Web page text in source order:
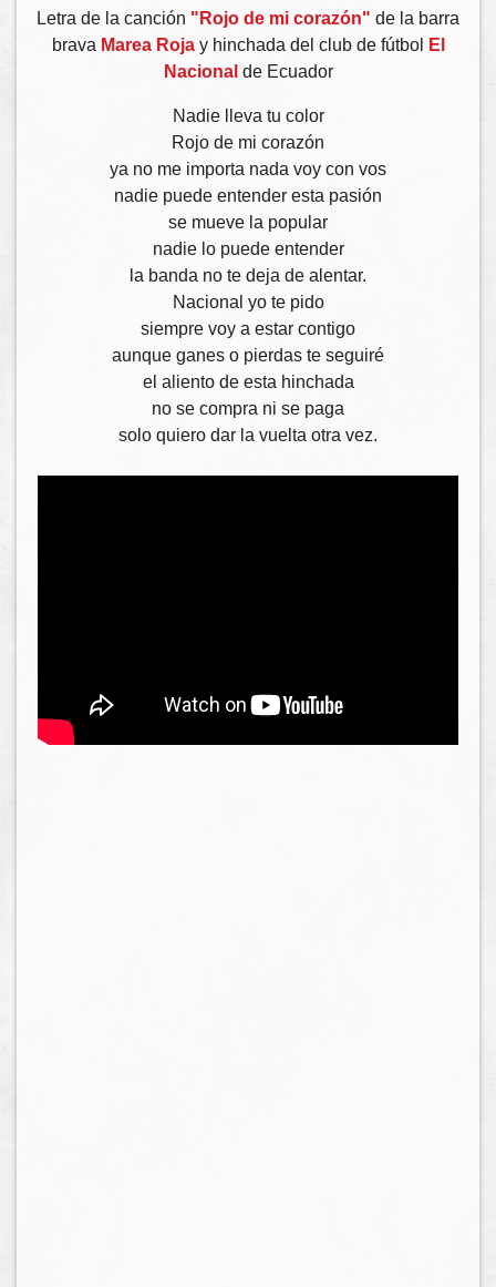
Letra de la canción "Rojo de mi corazón" de la barra
brava Marea Rojay hinchada del club de fútbol
El
Nacional de Ecuador
Nadie lleva tu color
Rojo de mi corazón
ya no me importa nada voy con vos
nadie puede entender esta pasión
se mueve la popular
nadie lo puede entender
la banda no te deja de alentar.
Nacional yo te pido
siempre voy a estar contigo
aunque ganes o pierdas te seguiré
el aliento de esta hinchada
no se compra ni se paga
solo quiero dar la vuelta otra vez.